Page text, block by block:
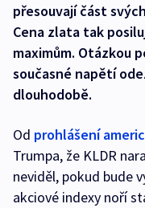
přesouvají část
Cena zlata tak
maximům. Otázkou
současné napětí
dlouhodobě.
Od prohlášení
Trumpa, že KLDR
neviděl, pokud bude
akciové indexy noří